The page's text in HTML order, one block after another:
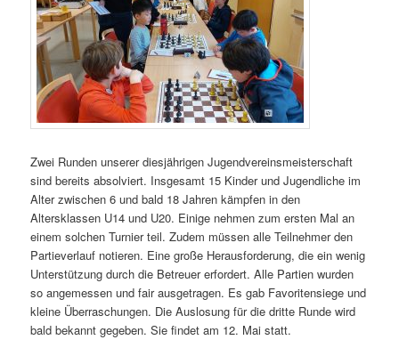
Zwei Runden unserer diesjährigen Jugendvereinsmeisterschaft
sind bereits absolviert. Insgesamt 15 Kinder und Jugendliche im
Alter zwischen 6 und bald 18 Jahren kämpfen in den
Altersklassen U14 und U20. Einige nehmen zum ersten Mal an
einem solchen Turnier teil. Zudem müssen alle Teilnehmer den
Partieverlauf notieren. Eine große Herausforderung, die ein wenig
Unterstützung durch die Betreuer erfordert. Alle Partien wurden
so angemessen und fair ausgetragen. Es gab Favoritensiege und
kleine Überraschungen. Die Auslosung für die dritte Runde wird
bald bekannt gegeben. Sie findet am 12. Mai statt.